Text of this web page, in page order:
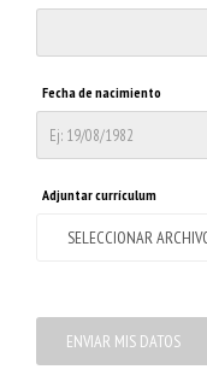
Fecha de nacimiento
Adjuntar currículum
SELECCIONAR
ENVIAR MIS DATOS